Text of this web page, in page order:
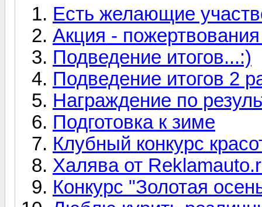
Есть желающие
Акция -
Подведение итогов...:)
Подведение итогов 2
Награждение по
Подготовка к зиме
Клубный конкурс
Халява от
Конкурс "Золотая